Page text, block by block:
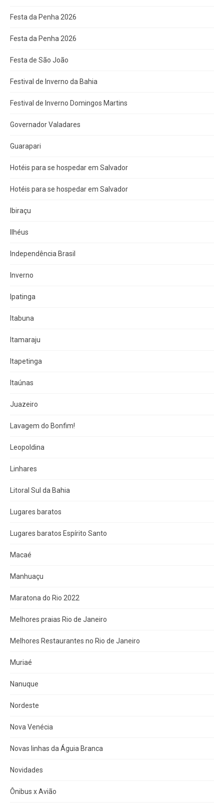
Festa da Penha 2026
Festa da Penha 2026
Festa de São João
Festival de Inverno da Bahia
Festival de Inverno Domingos Martins
Governador Valadares
Guarapari
Hotéis para se hospedar em Salvador
Hotéis para se hospedar em Salvador
Ibiraçu
Ilhéus
Independência Brasil
Inverno
Ipatinga
Itabuna
Itamaraju
Itapetinga
Itaúnas
Juazeiro
Lavagem do Bonfim!
Leopoldina
Linhares
Litoral Sul da Bahia
Lugares baratos
Lugares baratos Espírito Santo
Macaé
Manhuaçu
Maratona do Rio 2022
Melhores praias Rio de Janeiro
Melhores Restaurantes no Rio de Janeiro
Muriaé
Nanuque
Nordeste
Nova Venécia
Novas linhas da Águia Branca
Novidades
Ônibus x Avião